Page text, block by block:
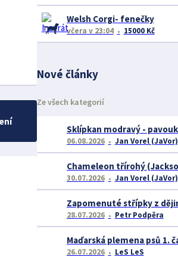
Welsh Corgi- fenečky
včera v 23:04 15000 Kč
Nové články
Ze všech kategorií
06.08.2026 Jan Vorel (JaVor)
30.07.2026 Jan Vorel (JaVor)
28.07.2026 Petr Podpěra
26.07.2026 LeS LeS